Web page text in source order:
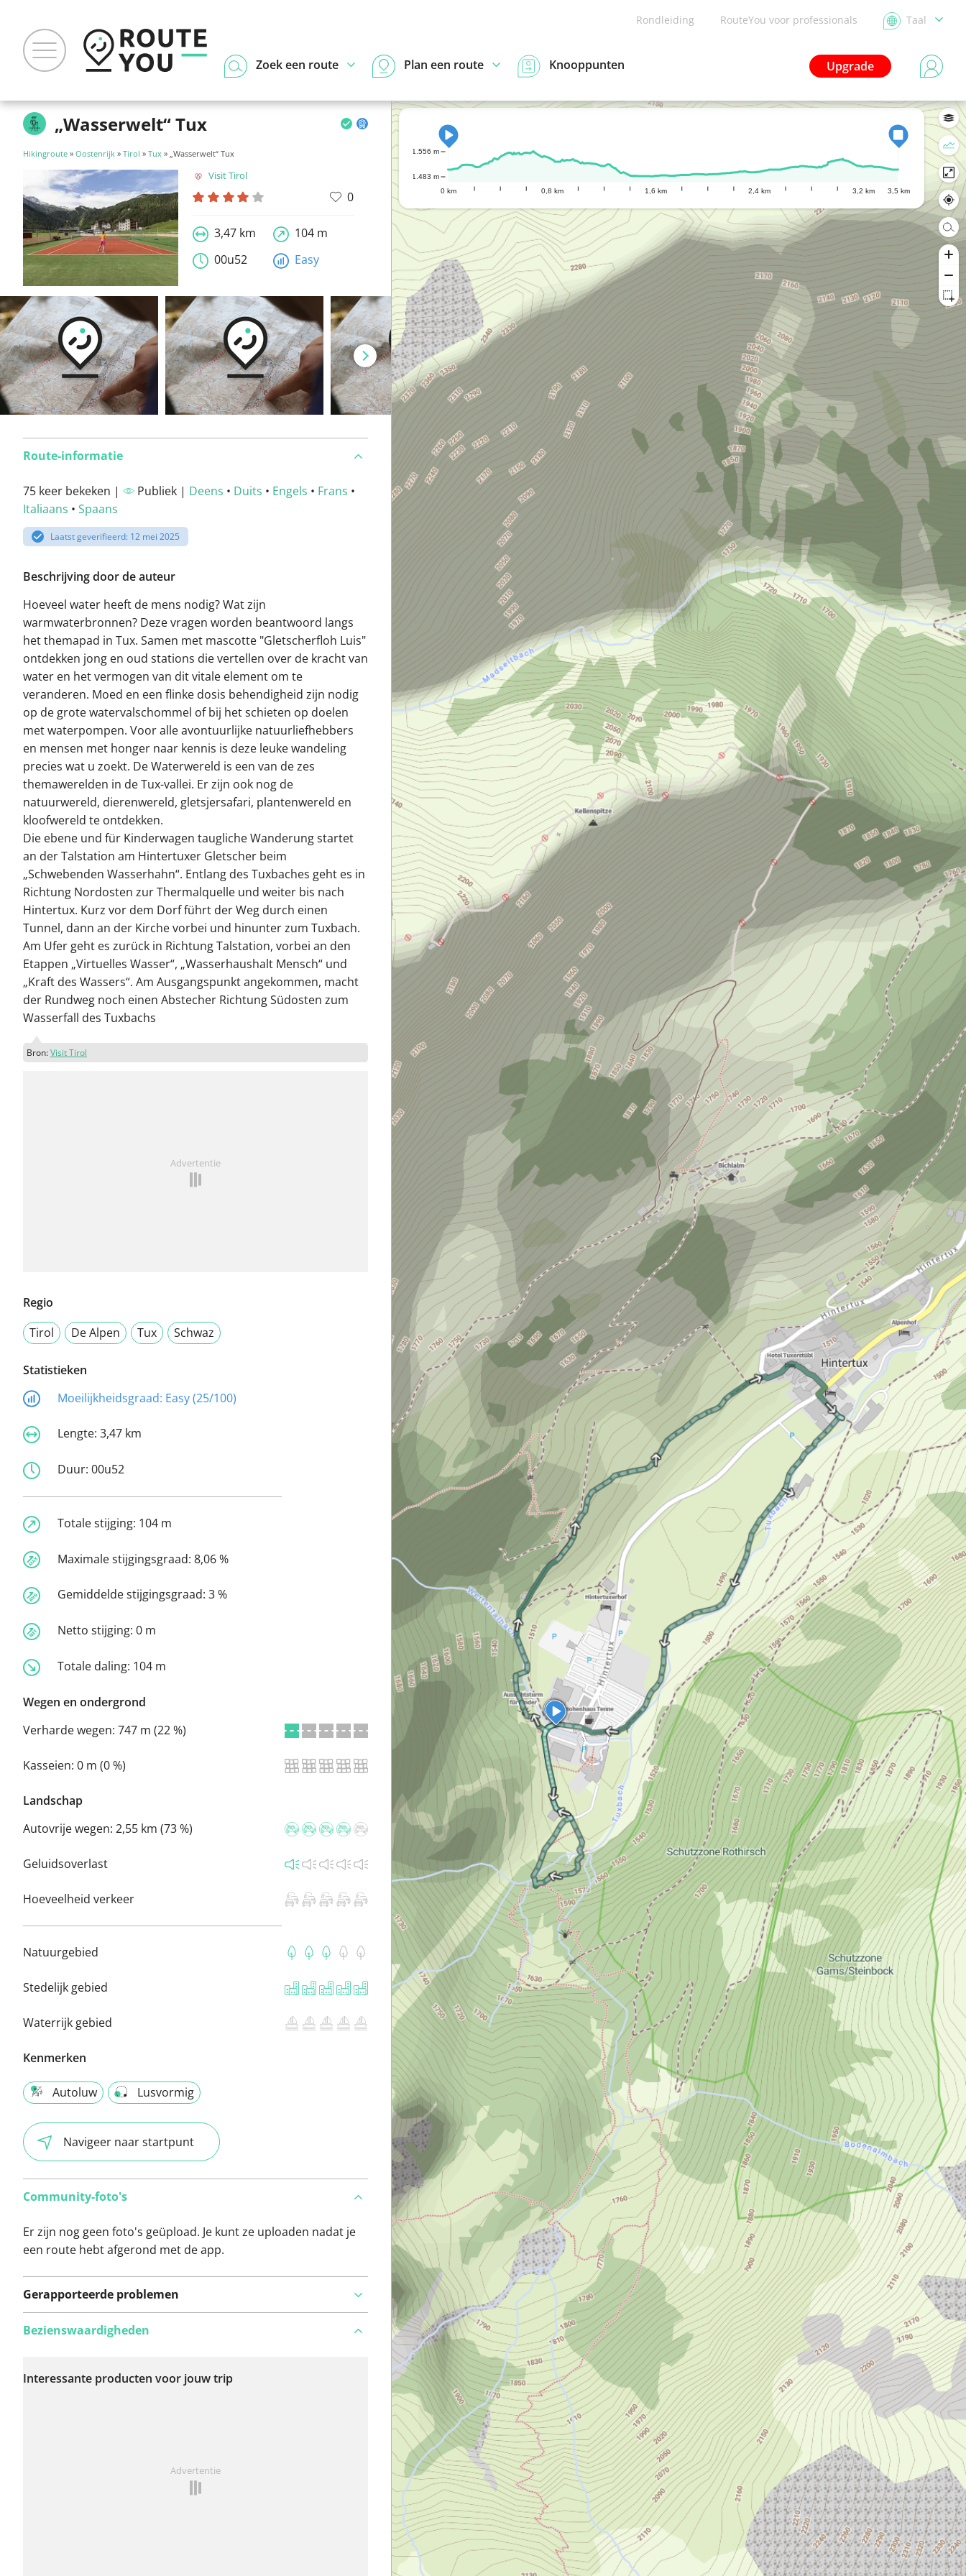
Rondleiding RouteYou voor professionals Taal
Upgrade
Zoek een route Plan een route Knooppunten
„Wasserwelt“ Tux
Hikingroute » Oostenrijk » Tirol » Tux » „Wasserwelt“ Tux
Visit Tirol
0
3,47 km
104 m
00u52
Easy
Route-informatie
75 keer bekeken | Publiek | Deens • Duits • Engels • Frans •
Italiaans • Spaans
Laatst geverifieerd: 12 mei 2025
Beschrijving door de auteur
Hoeveel water heeft de mens nodig? Wat zijn
warmwaterbronnen? Deze vragen worden beantwoord langs
het themapad in Tux. Samen met mascotte "Gletscherfloh Luis"
ontdekken jong en oud stations die vertellen over de kracht van
water en het vermogen van dit vitale element om te
veranderen. Moed en een flinke dosis behendigheid zijn nodig
op de grote watervalschommel of bij het schieten op doelen
met waterpompen. Voor alle avontuurlijke natuurliefhebbers
en mensen met honger naar kennis is deze leuke wandeling
precies wat u zoekt. De Waterwereld is een van de zes
themawerelden in de Tux-vallei. Er zijn ook nog de
natuurwereld, dierenwereld, gletsjersafari, plantenwereld en
kloofwereld te ontdekken.
Die ebene und für Kinderwagen taugliche Wanderung startet
an der Talstation am Hintertuxer Gletscher beim
„Schwebenden Wasserhahn“. Entlang des Tuxbaches geht es in
Richtung Nordosten zur Thermalquelle und weiter bis nach
Hintertux. Kurz vor dem Dorf führt der Weg durch einen
Tunnel, dann an der Kirche vorbei und hinunter zum Tuxbach.
Am Ufer geht es zurück in Richtung Talstation, vorbei an den
Etappen „Virtuelles Wasser“, „Wasserhaushalt Mensch“ und
„Kraft des Wassers“. Am Ausgangspunkt angekommen, macht
der Rundweg noch einen Abstecher Richtung Südosten zum
Wasserfall des Tuxbachs
Bron:Visit Tirol
Advertentie
Regio
Tirol
De Alpen Tux Schwaz
Statistieken
Moeilijkheidsgraad: Easy (25/100)
Lengte: 3,47 km
Duur: 00u52
Totale stijging: 104 m
Maximale stijgingsgraad: 8,06 %
Gemiddelde stijgingsgraad: 3 %
Netto stijging: 0 m
Totale daling: 104 m
Wegen en ondergrond
Verharde wegen: 747 m (22 %)
Kasseien: 0 m (0 %)
Landschap
Autovrije wegen: 2,55 km (73 %)
Geluidsoverlast
Hoeveelheid verkeer
Natuurgebied
Stedelijk gebied
Waterrijk gebied
Kenmerken
Autoluw Lusvormig
Navigeer naar startpunt
Community-foto's
Er zijn nog geen foto's geüpload. Je kunt ze uploaden nadat je
een route hebt afgerond met de app.
Gerapporteerde problemen
problemen op deze
Bezienswaardigheden
Interessante producten voor jouw trip
Advertentie
0 km 0,8 km 1,6 km 2,4 km 3,2 km 3,5 km
1.483 m
1.556 m